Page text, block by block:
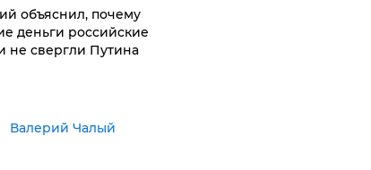
объяснил, почему
деньги российские
не свергли Путина
Валерий Чалый